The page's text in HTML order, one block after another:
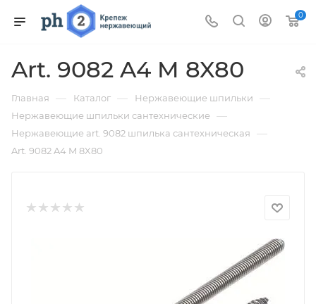
0
Art. 9082 A4 M 8X80
Главная — Каталог — Нержавеющие шпильки —
Нержавеющие шпильки сантехнические —
Нержавеющие art. 9082 шпилька сантехническая —
Art. 9082 A4 M 8X80